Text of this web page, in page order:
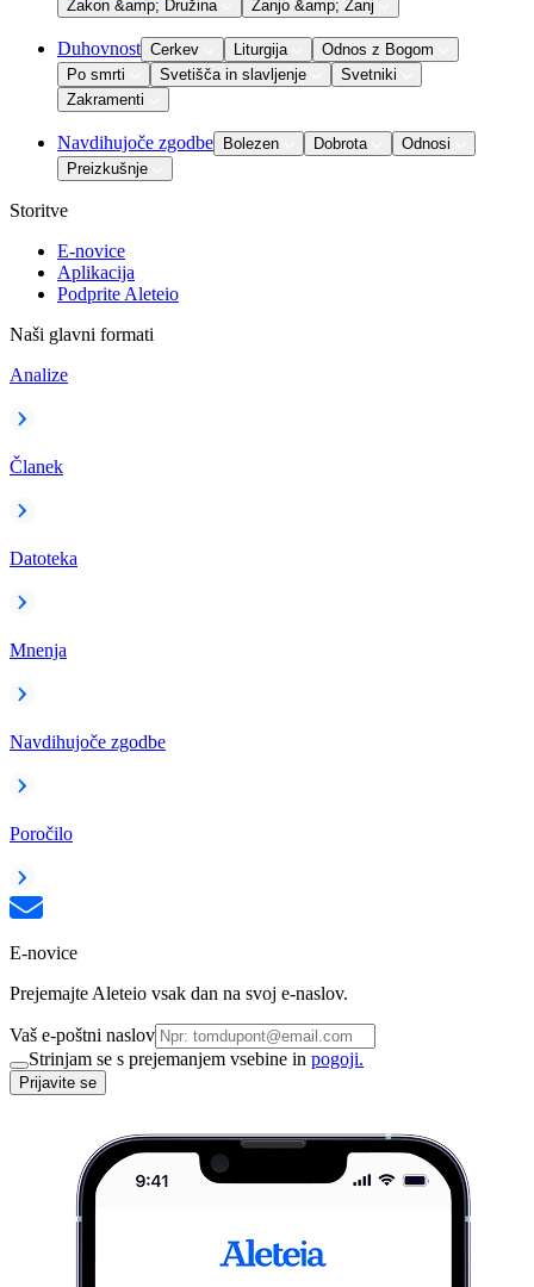
Zakon &amp; Družina
Zanjo &amp; Zanj
Duhovnost Cerkev Liturgija
Odnos z Bogom
Po smrti
Svetišča in slavljenje
Svetniki
Zakramenti
Navdihujoče zgodbe Bolezen Dobrota
Odnosi
Preizkušnje
Storitve
E-novice
Aplikacija
Podprite Aleteio
Naši glavni formati
Analize
Članek
Datoteka
Mnenja
Navdihujoče zgodbe
Poročilo
E-novice
Prejemajte Aleteio vsak dan na svoj e-naslov.
Vaš e-poštni naslov
Strinjam se s prejemanjem vsebine in pogoji.
Prijavite se